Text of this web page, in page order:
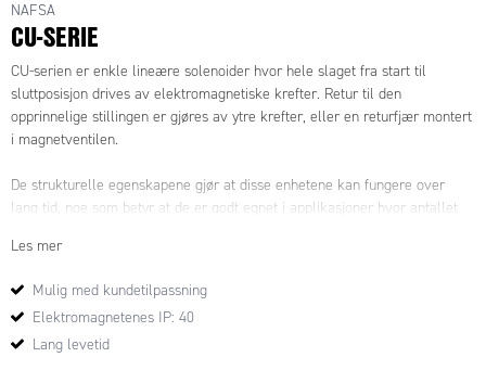
NAFSA
CU-SERIE
CU-serien er enkle lineære solenoider hvor hele slaget fra start til
sluttposisjon drives av elektromagnetiske krefter. Retur til den
opprinnelige stillingen er gjøres av ytre krefter, eller en returfjær montert
i magnetventilen.
De strukturelle egenskapene gjør at disse enhetene kan fungere over
lang tid, noe som betyr at de er godt egnet i applikasjoner hvor antallet
Les mer
Mulig med kundetilpassning
Elektromagnetenes IP: 40
Lang levetid